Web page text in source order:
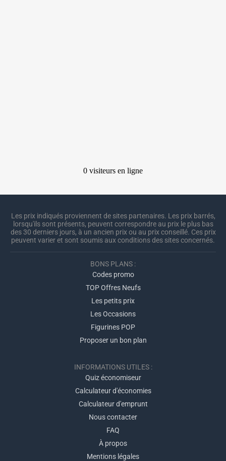
Les prix indiqués proviennent de sites partenaires. Les prix barrés,
lorsqu'ils sont présents, peuvent correspondre au prix le plus bas
des 30 derniers jours, à un ancien prix ou au prix conseillé. Ces prix
peuvent varier et sont soumis aux conditions des sites concernés.
BONS PLANS :
Codes promo
TOP Offres Neufs
Les petits prix
Les Occasions
Figurines POP
Proposer un bon plan
INFORMATIONS UTILES :
Quiz économiseur
Calculateur d'économies
Calculateur d'emprunt
Nous contacter
FAQ
À propos
Mentions légales